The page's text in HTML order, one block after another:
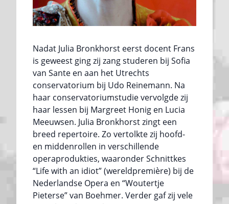
Nadat Julia Bronkhorst eerst docent Frans
is geweest ging zij zang studeren bij Sofia
van Sante en aan het Utrechts
conservatorium bij Udo Reinemann. Na
haar conservatoriumstudie vervolgde zij
haar lessen bij Margreet Honig en Lucia
Meeuwsen. Julia Bronkhorst zingt een
breed repertoire. Zo vertolkte zij hoofd-
en middenrollen in verschillende
operaprodukties, waaronder Schnittkes
“Life with an idiot” (wereldpremière) bij de
Nederlandse Opera en “Woutertje
Pieterse” van Boehmer. Verder gaf zij vele